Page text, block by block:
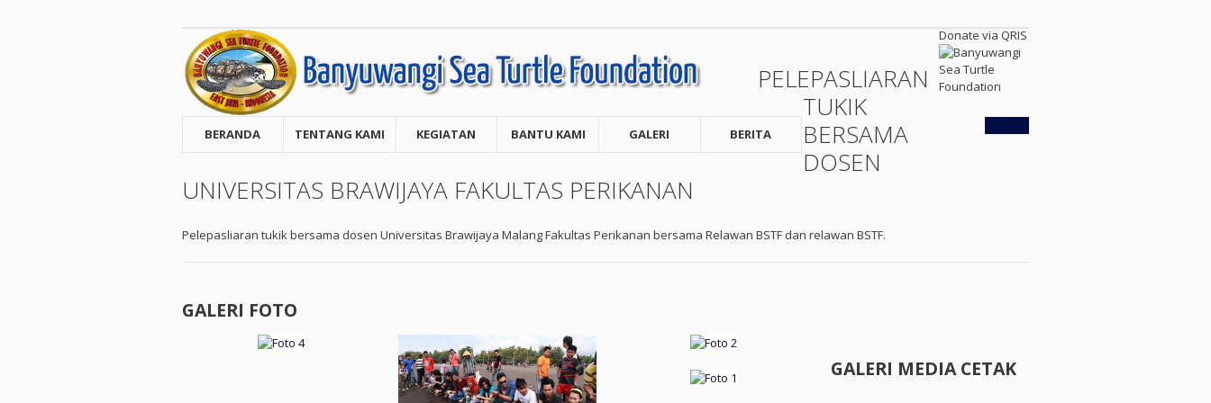
Donate via QRIS
BERANDA TENTANG KAMI KEGIATAN BANTU KAMI GALERI BERITA
PELEPASLIARAN
TUKIK
BERSAMA
DOSEN
UNIVERSITAS BRAWIJAYA FAKULTAS PERIKANAN
Pelepasliaran tukik bersama dosen Universitas Brawijaya Malang Fakultas Perikanan bersama Relawan BSTF dan relawan BSTF.
GALERI FOTO
GALERI MEDIA CETAK